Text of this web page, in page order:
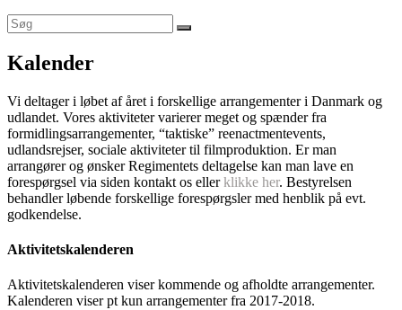
Kalender
Vi deltager i løbet af året i forskellige arrangementer i Danmark og
udlandet. Vores aktiviteter varierer meget og spænder fra
formidlingsarrangementer, “taktiske” reenactmentevents,
udlandsrejser, sociale aktiviteter til filmproduktion. Er man
arrangører og ønsker Regimentets deltagelse kan man lave en
forespørgsel via siden kontakt os ellerklikke her. Bestyrelsen
behandler løbende forskellige forespørgsler med henblik på evt.
godkendelse.
Aktivitetskalenderen
Aktivitetskalenderen viser kommende og afholdte arrangementer.
Kalenderen viser pt kun arrangementer fra 2017-2018.